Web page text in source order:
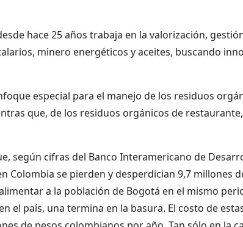
hace 25 años trabaja en la valorización,
minero energéticos y aceites, buscando
especial para el manejo de los residuos
que, de los residuos orgánicos de
según cifras del Banco Interamericano de
Colombia se pierden y desperdician 9,7 millones
a la población de Bogotá en el mismo
el país, una termina en la basura. El costo de